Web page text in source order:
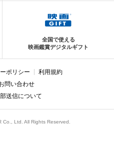
全国で使える
映画鑑賞デジタルギフト
ポリシー
利用規約
問い合わせ
送信について
Ltd. All Rights Reserved.